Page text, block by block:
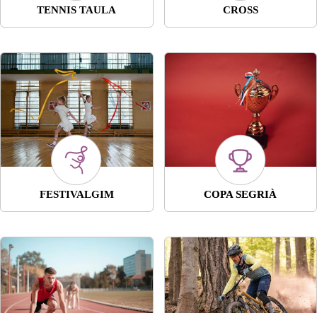
TENNIS TAULA CROSS
FESTIVALGIM COPA SEGRIÀ